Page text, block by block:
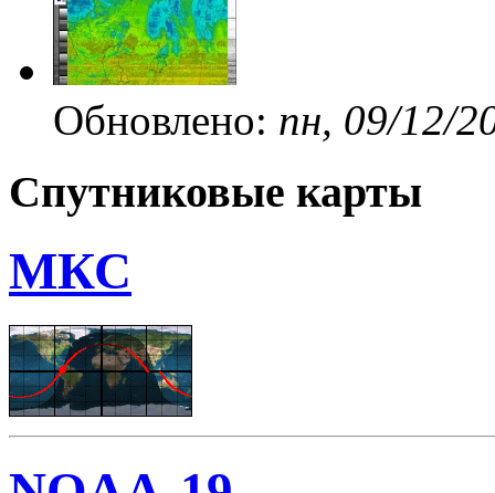
Обновлено: пн, 09/12/
Спутниковые карты
МКС